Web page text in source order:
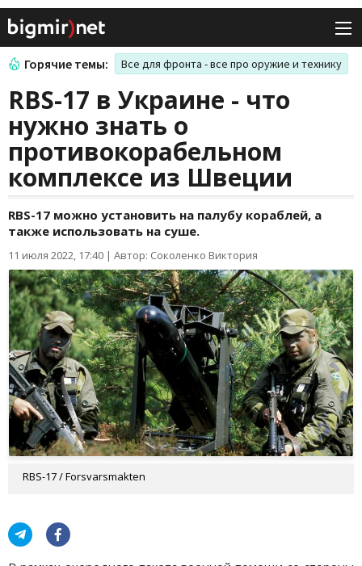
Горячие темы: Все для фронта - все про оружие и технику
RBS-17 в Украине - что
нужно знать о
противокорабельном
комплексе из Швеции
RBS-17 можно установить на палубу кораблей, а
также использовать на суше.
11 июля 2022, 17:40 | Автор: Соколенко Виктория
RBS-17 / Forsvarsmakten